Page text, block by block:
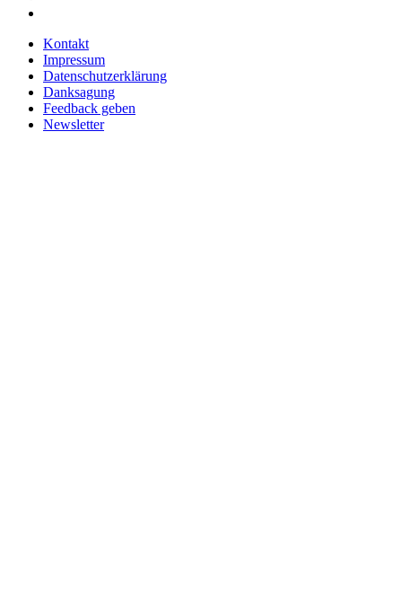
Kontakt
Impressum
Datenschutzerklärung
Danksagung
Feedback geben
Newsletter